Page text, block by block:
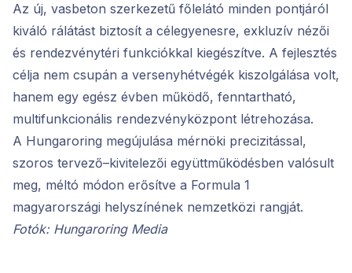
Az új, vasbeton szerkezetű főlelátó minden pontjáról
kiváló rálátást biztosít a célegyenesre, exkluzív nézői
és rendezvénytéri funkciókkal kiegészítve. A fejlesztés
célja nem csupán a versenyhétvégék kiszolgálása volt,
hanem egy egész évben működő, fenntartható,
multifunkcionális rendezvényközpont létrehozása.
A Hungaroring megújulása mérnöki precizitással,
szoros tervező–kivitelezői együttműködésben valósult
meg, méltó módon erősítve a Formula 1
magyarországi helyszínének nemzetközi rangját.
Fotók: Hungaroring Media